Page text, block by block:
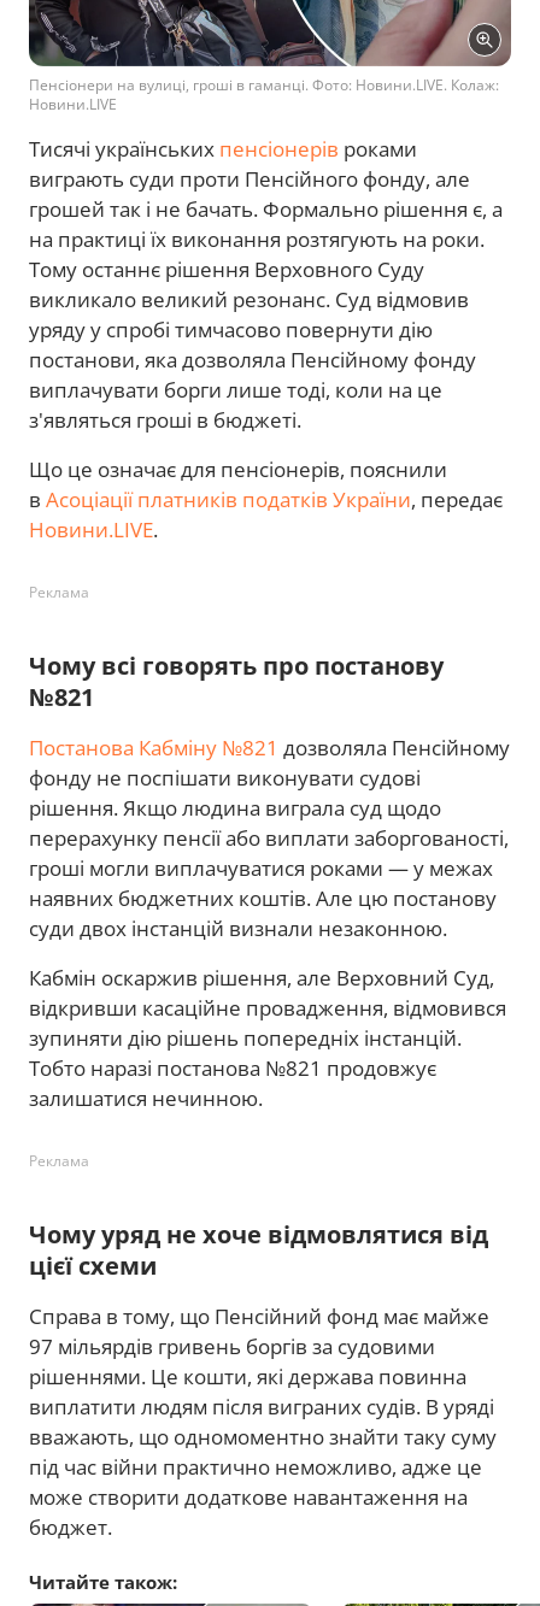
Пенсіонери на вулиці, гроші в гаманці. Фото: Новини.LIVE. Колаж:
Новини.LIVE
Тисячі українських пенсіонерів роками
виграють суди проти Пенсійного фонду, але
грошей так і не бачать. Формально рішення є, а
на практиці їх виконання розтягують на роки.
Тому останнє рішення Верховного Суду
викликало великий резонанс. Суд відмовив
уряду у спробі тимчасово повернути дію
постанови, яка дозволяла Пенсійному фонду
виплачувати борги лише тоді, коли на це
з'являться гроші в бюджеті.
Що це означає для пенсіонерів, пояснили
в Асоціації платників податків України, передає
Новини.LIVE.
Реклама
Чому всі говорять про постанову
№821
Постанова Кабміну №821 дозволяла Пенсійному
фонду не поспішати виконувати судові
рішення. Якщо людина виграла суд щодо
перерахунку пенсії або виплати заборгованості,
гроші могли виплачуватися роками — у межах
наявних бюджетних коштів. Але цю постанову
суди двох інстанцій визнали незаконною.
Кабмін оскаржив рішення, але Верховний Суд,
відкривши касаційне провадження, відмовився
зупиняти дію рішень попередніх інстанцій.
Тобто наразі постанова №821 продовжує
залишатися нечинною.
Реклама
Чому уряд не хоче відмовлятися від
цієї схеми
Справа в тому, що Пенсійний фонд має майже
97 мільярдів гривень боргів за судовими
рішеннями. Це кошти, які держава повинна
виплатити людям після виграних судів. В уряді
вважають, що одномоментно знайти таку суму
під час війни практично неможливо, адже це
може створити додаткове навантаження на
бюджет.
Читайте також: